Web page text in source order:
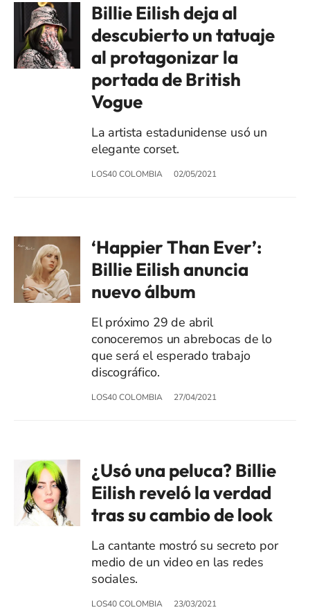
Billie Eilish deja al
descubierto un tatuaje
al protagonizar la
portada de British
Vogue
La artista estadunidense usó un
elegante corset.
LOS40 COLOMBIA 02/05/2021
‘Happier Than Ever’:
Billie Eilish anuncia
nuevo álbum
El próximo 29 de abril
conoceremos un abrebocas de lo
que será el esperado trabajo
discográfico.
LOS40 COLOMBIA 27/04/2021
¿Usó una peluca? Billie
Eilish reveló la verdad
tras su cambio de look
La cantante mostró su secreto por
medio de un video en las redes
sociales.
LOS40 COLOMBIA 23/03/2021